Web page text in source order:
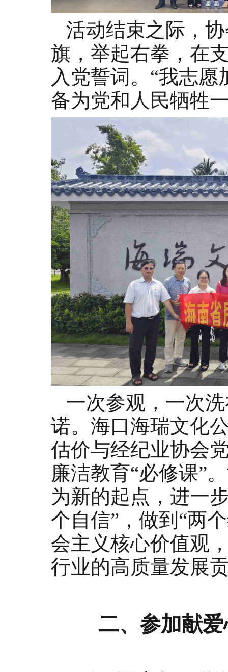
活动结束之际，
旗，举起右拳，在
入党誓词。 “我志
备为党和人民牺牲
一次参观，一次
诺。海口海瑞文化
估价与经纪业协会
廉洁教育“必修课”
为新的起点， 进一
个自信” ， 做到 “两个
会主 义核心价值观
行业的高质量发展
二、参加献